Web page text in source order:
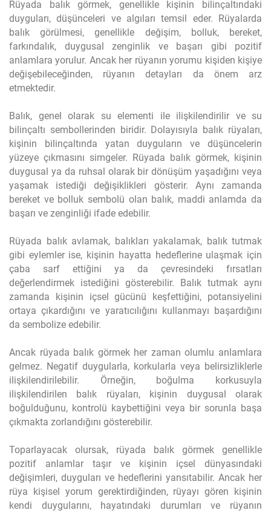
Rüyada balık görmek, genellikle kişinin bilinçaltındaki
duyguları, düşünceleri ve algıları temsil eder. Rüyalarda
balık görülmesi, genellikle değişim, bolluk, bereket,
farkındalık, duygusal zenginlik ve başarı gibi pozitif
anlamlara yorulur. Ancak her rüyanın yorumu kişiden kişiye
değişebileceğinden, rüyanın detayları da önem arz
etmektedir.
Balık, genel olarak su elementi ile ilişkilendirilir ve su
bilinçaltı sembollerinden biridir. Dolayısıyla balık rüyaları,
kişinin bilinçaltında yatan duyguların ve düşüncelerin
yüzeye çıkmasını simgeler. Rüyada balık görmek, kişinin
duygusal ya da ruhsal olarak bir dönüşüm yaşadığını veya
yaşamak istediği değişiklikleri gösterir. Aynı zamanda
bereket ve bolluk sembolü olan balık, maddi anlamda da
başarı ve zenginliği ifade edebilir.
Rüyada balık avlamak, balıkları yakalamak, balık tutmak
gibi eylemler ise, kişinin hayatta hedeflerine ulaşmak için
çaba sarf ettiğini ya da çevresindeki fırsatları
değerlendirmek istediğini gösterebilir. Balık tutmak aynı
zamanda kişinin içsel gücünü keşfettiğini, potansiyelini
ortaya çıkardığını ve yaratıcılığını kullanmayı başardığını
da sembolize edebilir.
Ancak rüyada balık görmek her zaman olumlu anlamlara
gelmez. Negatif duygularla, korkularla veya belirsizliklerle
ilişkilendirilebilir. Örneğin, boğulma korkusuyla
ilişkilendirilen balık rüyaları, kişinin duygusal olarak
boğulduğunu, kontrolü kaybettiğini veya bir sorunla başa
çıkmakta zorlandığını gösterebilir.
Toparlayacak olursak, rüyada balık görmek genellikle
pozitif anlamlar taşır ve kişinin içsel dünyasındaki
değişimleri, duyguları ve hedeflerini yansıtabilir. Ancak her
rüya kişisel yorum gerektirdiğinden, rüyayı gören kişinin
kendi duygularını, hayatındaki durumları ve rüyanın